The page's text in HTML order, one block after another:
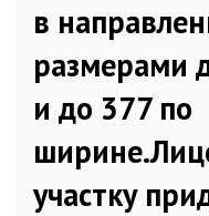
в
размерами
и до 377 по
участку